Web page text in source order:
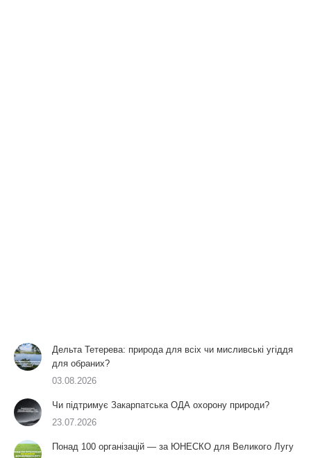
Дельта Тетерева: природа для всіх чи мисливські угіддя
для обраних?
03.08.2026
Чи підтримує Закарпатська ОДА охорону природи?
23.07.2026
Понад 100 організацій — за ЮНЕСКО для Великого Лугу